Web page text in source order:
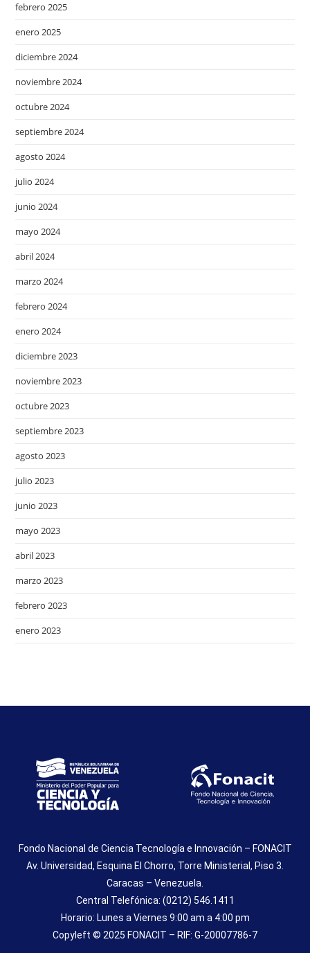
febrero 2025
enero 2025
diciembre 2024
noviembre 2024
octubre 2024
septiembre 2024
agosto 2024
julio 2024
junio 2024
mayo 2024
abril 2024
marzo 2024
febrero 2024
enero 2024
diciembre 2023
noviembre 2023
octubre 2023
septiembre 2023
agosto 2023
julio 2023
junio 2023
mayo 2023
abril 2023
marzo 2023
febrero 2023
enero 2023
Fondo Nacional de Ciencia Tecnología e Innovación – FONACIT
Av. Universidad, Esquina El Chorro, Torre Ministerial, Piso 3.
Caracas – Venezuela.
Central Telefónica: (0212) 546.1411
Horario: Lunes a Viernes 9:00 am a 4:00 pm
Copyleft © 2025 FONACIT – RIF: G-20007786-7